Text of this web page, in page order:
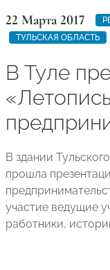
22 Марта 2017
ТУЛЬСКАЯ ОБЛАСТЬ
В Туле
В здании
прошла
участие ведущие
работники,